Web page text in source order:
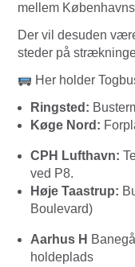
mellem
Der vil desuden
steder på
Her holder
Ringsted:
Køge Nord:
CPH Lufthavn:
ved P8.
Høje Taastrup:
Boulevard)
Aarhus H
holdeplads